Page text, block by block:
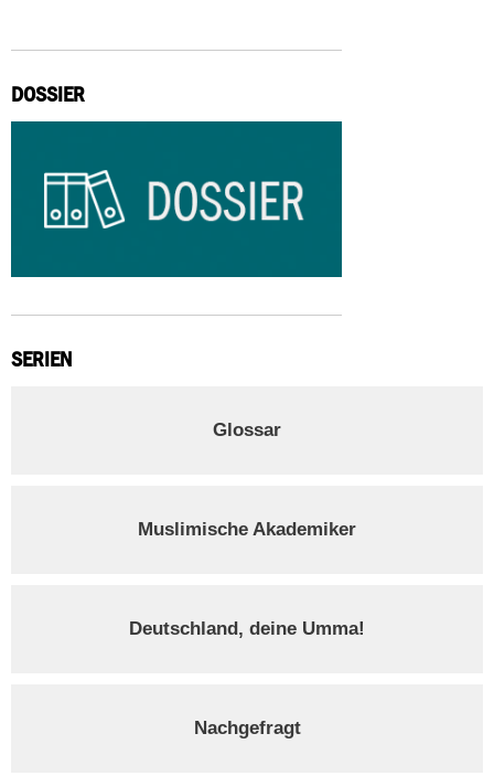
DOSSIER
SERIEN
Glossar
Muslimische Akademiker
Deutschland, deine Umma!
Nachgefragt